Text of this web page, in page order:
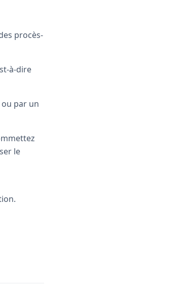
procès-
à-dire
par un
le